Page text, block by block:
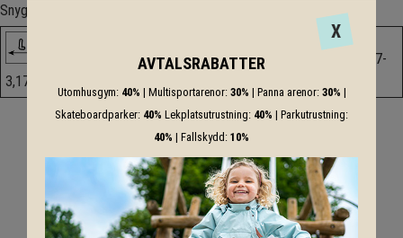
Snyggt, mysigt och mycket lek!
3,17m
7-
X
AVTALSRABATTER
Utomhusgym: 40% | Multisportarenor: 30% | Panna arenor: 30% |
Skateboardparker: 40% Lekplatsutrustning: 40% | Parkutrustning:
40% | Fallskydd: 10%